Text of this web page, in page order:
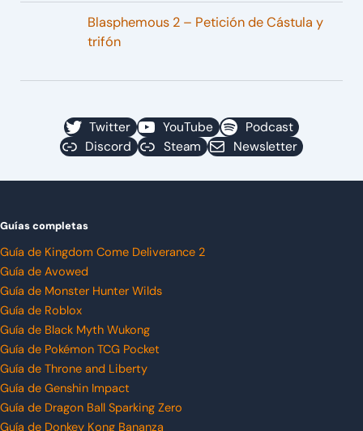
Blasphemous 2 – Petición de Cástula y
trifón
Twitter YouTube
Podcast
Discord
Steam Newsletter
Guías completas
Guía de Kingdom Come Deliverance 2
Guía de Avowed
Guía de Monster Hunter Wilds
Guía de Roblox
Guía de Black Myth Wukong
Guía de Pokémon TCG Pocket
Guía de Throne and Liberty
Guía de Genshin Impact
Guía de Dragon Ball Sparking Zero
Guía de Donkey Kong Bananza